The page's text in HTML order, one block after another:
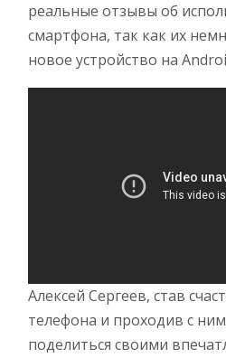
реальные отзывы об
смартфона, так как их
новое устройство на
Алексей Сергеев, став
телефона и проходив с
поделиться своими